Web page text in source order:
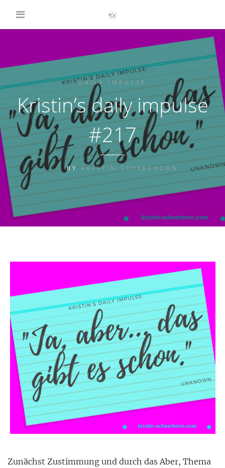
DAILY IMPULSE
Kristin’s daily impulse
#217
BYKRISTIN SCHEERHORN
Zunächst Zustimmung und durch das Aber, Thema